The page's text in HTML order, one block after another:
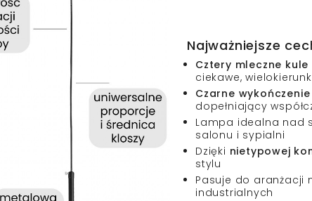
Najważniejsze
Cztery mleczne kule
ciekawe,
Czarne wykończenie
dopełniający
Lampa idealna nad
salonu i sypialni
Dzięki nietypowej
stylu
Pasuje do aranżacji
industrialnych